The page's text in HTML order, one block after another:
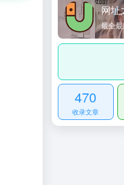
网址
最全
470
收录文章